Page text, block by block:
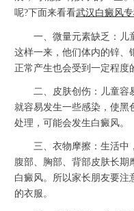
呢?下面来看看武汉白癜风
一、微量元素缺乏：儿童
这样一来，他们体内的锌、
正常产生也会受到一定程度
二、皮肤创伤：儿童容易
就容易发生一些感染，使黑
处理，可能会发生白癜风。
三、衣物摩擦：生活中
腹部、胸部、背部皮肤长
白癜风。所以家长朋友要注
的衣服。